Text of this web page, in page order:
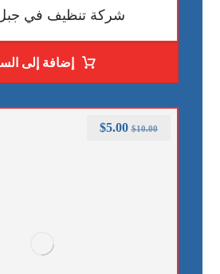
شركة تنظيف في
إضافة إلى
$10.00
$5.00